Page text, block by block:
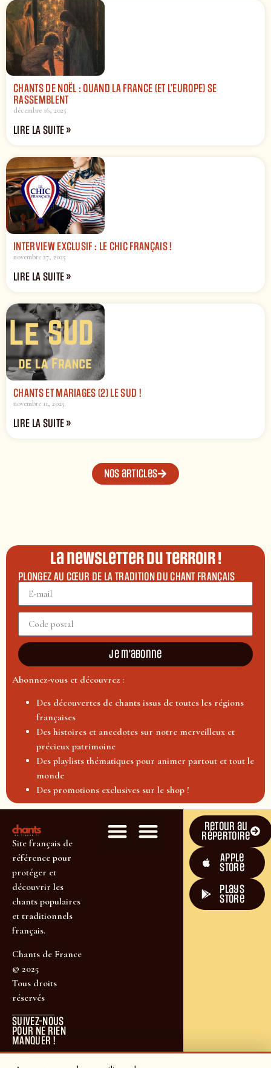
CHANTS DE NOËL : QUAND LA FRANCE (ET L’EUROPE) SE
RASSEMBLENT
décembre 16, 2025
LIRE LA SUITE »
INTERVIEW EXCLUSIF : LE CHIC FRANÇAIS !
novembre 27, 2025
LIRE LA SUITE »
CHANTS ET MARIAGES (2) LE SUD !
novembre 11, 2025
LIRE LA SUITE »
Nos articles
La newsletter du terroir !
PLONGEZ AU CŒUR DE LA TRADITION DU CHANT FRANÇAIS
Je m'abonne
Abonnez-vous et découvrez :
Des découvertes de chants issus de toutes les régions
françaises
Des histoires et anecdotes sur notre merveilleux et
précieux patrimoine
Des playlists thématiques pour animer partout et tout le
monde
Des promotions exclusives sur le shop !
Site français de
référence pour
protéger et
découvrir les
chants populaires
et traditionnels
français.
Chants de France
© 2025
Tous droits
réservés
SUIVEZ-NOUS
POUR NE RIEN
MANQUER !
Retour au
répertoire
Apple
Store
plays
store